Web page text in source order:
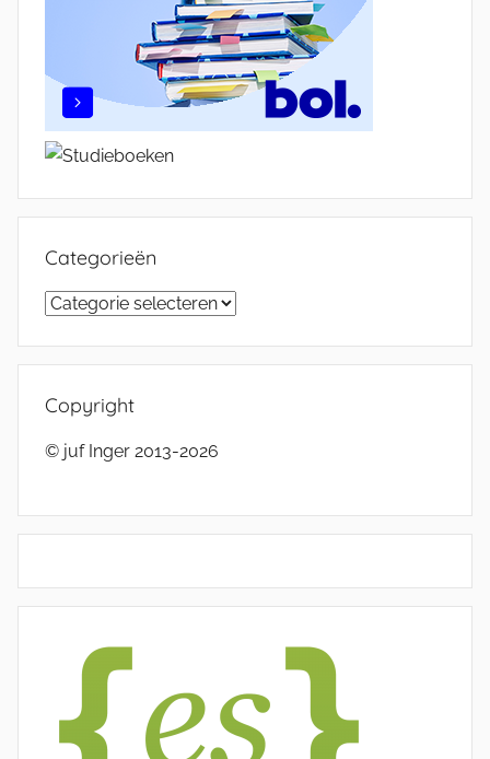
Categorieën
Categorieën
Copyright
© juf Inger 2013-2026